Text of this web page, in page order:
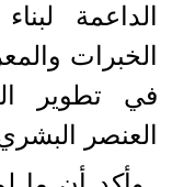
الداعمة
الخبرات
في تطوير
العنصر